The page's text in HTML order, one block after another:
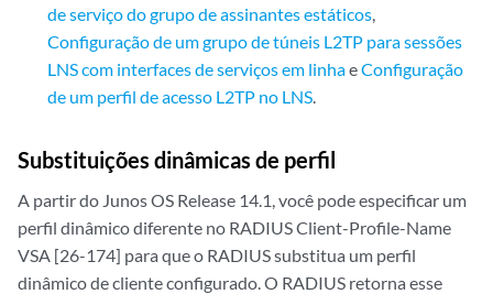
de serviço do grupo de assinantes estáticos,
Configuração de um grupo de túneis L2TP para sessões
LNS com interfaces de serviços em linhaeConfiguração
de um perfil de acesso L2TP no LNS.
Substituições dinâmicas de perfil
A partir do Junos OS Release 14.1, você pode especificar um
perfil dinâmico diferente no RADIUS Client-Profile-Name
VSA [26-174] para que o RADIUS substitua um perfil
dinâmico de cliente configurado. O RADIUS retorna esse